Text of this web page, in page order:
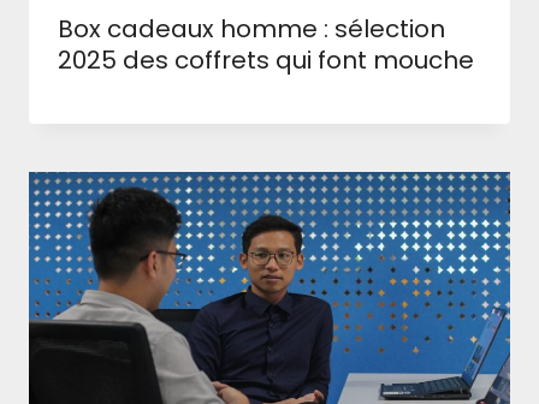
Box cadeaux homme : sélection
2025 des coffrets qui font mouche